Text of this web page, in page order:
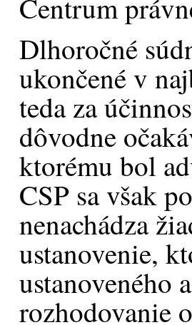
Centrum
Dlhoročné
ukončené v
teda za
dôvodne
ktorému bol
CSP sa však
nenachádza
ustanovenie,
ustanoveného
rozhodovanie